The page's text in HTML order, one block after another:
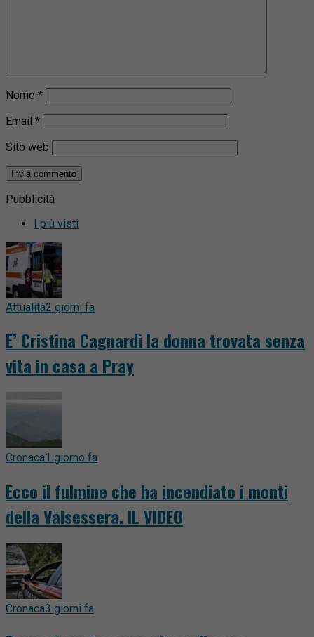
Nome *
Email *
Sito web
Pubblicità
I più visti
Attualità2 giorni fa
E’ Cristina Cagnardi la donna trovata senza
vita in casa a Pray
Cronaca1 giorno fa
Ecco il fulmine che ha incendiato i monti
della Valsessera. IL VIDEO
Cronaca3 giorni fa